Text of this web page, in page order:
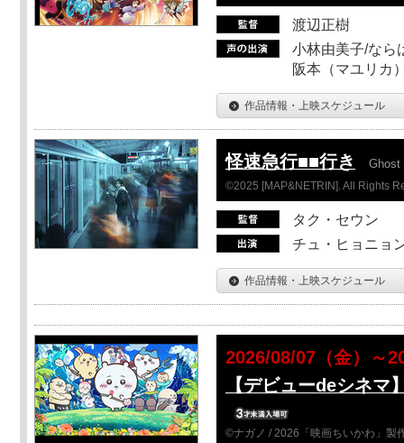
渡辺正樹
小林由美子/なら
阪本（マユリカ
作品情報・上映スケジュール
怪速急行■■行き Ghost
©2025 [MAP&NETRIN]. All Rights
タク・セウン
チュ・ヒョニョ
作品情報・上映スケジュール
2026/08/07（金）～
【デビューdeシネマ
©ナガノ / 2026「映画ちいかわ」製